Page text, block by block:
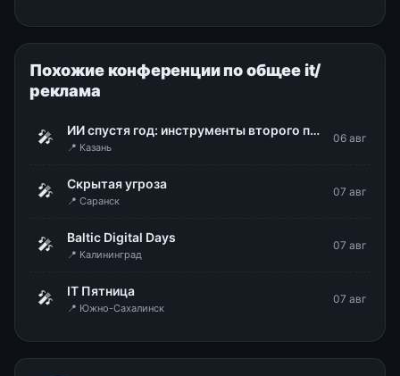
Похожие конференции по общее it/
реклама
🎤 ИИ спустя год: инструменты второго поколения и новая логика работы
📍 Казань
06 авг
🎤 Скрытая угроза
📍 Саранск
07 авг
🎤 Baltic Digital Days
📍 Калининград
07 авг
🎤 IT Пятница
📍 Южно-Сахалинск
07 авг